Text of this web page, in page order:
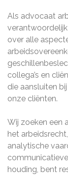
Als advocaat
over alle
collega’s en
die aansluiten
onze cliënten.
Wij zoeken een
het
analytische
houding, bent